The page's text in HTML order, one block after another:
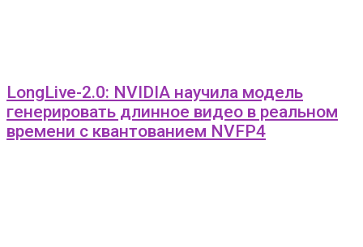
LongLive-2.0: NVIDIA научила модель
генерировать длинное видео в реальном
времени с квантованием NVFP4